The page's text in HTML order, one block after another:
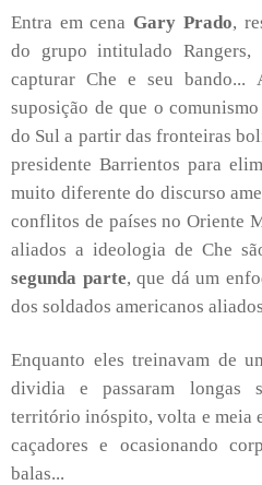
Entra em cena Gary Prado,
do grupo intitulado Rangers,
capturar Che e seu bando...
suposição de que o
do Sul a partir das fronteiras
presidente Barrientos para
muito diferente do discurso
conflitos de países no Oriente
aliados a ideologia de Che
segunda parte, que dá um
dos soldados americanos
Enquanto eles treinavam de
dividia e passaram longas
território inóspito, volta e meia
caçadores e ocasionando
balas...